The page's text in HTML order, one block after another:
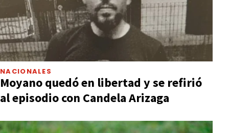
NACIONALES
Moyano quedó en libertad y se refirió
al episodio con Candela Arizaga